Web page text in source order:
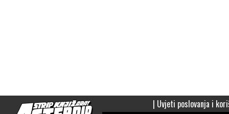
| Uvjeti poslovanja i